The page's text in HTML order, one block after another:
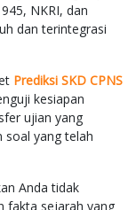
NKRI, dan
dan terintegrasi
Prediksi SKD CPNS
kesiapan
ujian yang
soal yang telah
Anda tidak
fakta sejarah yang